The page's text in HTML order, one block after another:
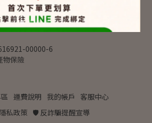
公司
00000-6
物保險
運費說明 我的帳戶
客服中心
隱私政策 🛡️ 反詐騙提醒宣導